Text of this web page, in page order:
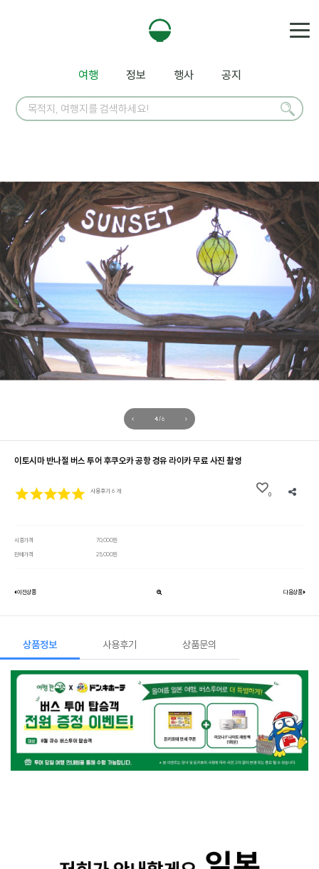
여행 정보 행사 공지
5/6
이토시마 반나절 버스 투어 후쿠오카 공항 경유 라이카 무료 사진 촬영
사용후기 6 개
0
시중가격
70,000원
판매가격
25,000원
이전상품 다음상품
상품정보 사용후기 상품문의